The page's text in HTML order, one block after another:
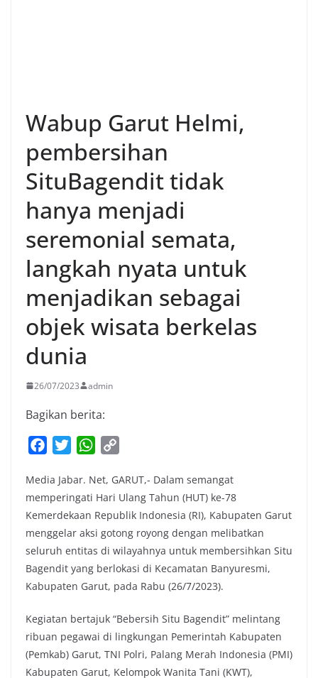
Wabup Garut Helmi,
pembersihan
SituBagendit tidak
hanya menjadi
seremonial semata,
langkah nyata untuk
menjadikan sebagai
objek wisata berkelas
dunia
26/07/2023 admin
Bagikan berita:
c
e
b
o
o
k
i
t
t
e
r
W
a
t
s
A
p
p
p
y
L
i
n
k
Media Jabar. Net, GARUT,- Dalam semangat
memperingati Hari Ulang Tahun (HUT) ke-78
Kemerdekaan Republik Indonesia (RI), Kabupaten Garut
menggelar aksi gotong royong dengan melibatkan
seluruh entitas di wilayahnya untuk membersihkan Situ
Bagendit yang berlokasi di Kecamatan Banyuresmi,
Kabupaten Garut, pada Rabu (26/7/2023).
Kegiatan bertajuk “Bebersih Situ Bagendit” melintang
ribuan pegawai di lingkungan Pemerintah Kabupaten
(Pemkab) Garut, TNI Polri, Palang Merah Indonesia (PMI)
Kabupaten Garut, Kelompok Wanita Tani (KWT),